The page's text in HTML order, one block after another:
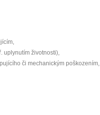
uplynutím životnosti),
či mechanickým poškozením,